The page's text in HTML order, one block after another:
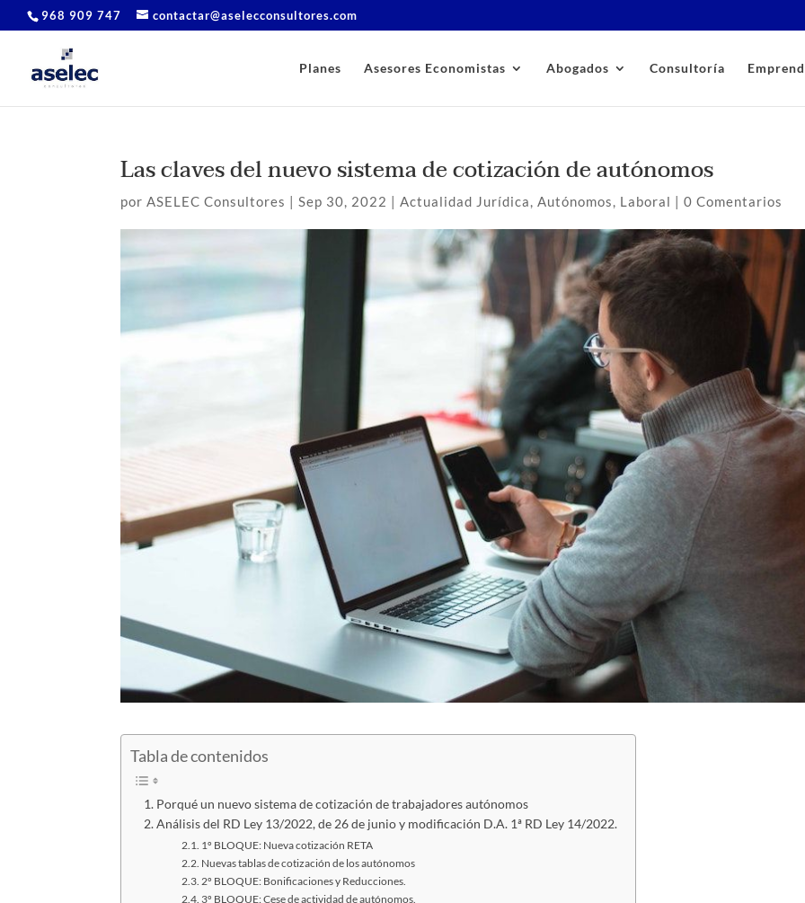
968 909 747 contactar@aselecconsultores.com
Planes Asesores Economistas Abogados Consultoría
Las claves del nuevo sistema de cotización de autónomos
porASELEC Consultores |Sep 30, 2022 |Actualidad Jurídica,Autónomos, Laboral |0 Comentarios
Tabla de contenidos
Porqué un nuevo sistema de cotización de trabajadores autónomos
Análisis del RD Ley 13/2022, de 26 de junio y modificación D.A. 1ª RD Ley 14/2022.
1º BLOQUE: Nueva cotización RETA
Nuevas tablas de cotización de los autónomos
2º BLOQUE: Bonificaciones y Reducciones.
3º BLOQUE: Cese de actividad de autónomos.